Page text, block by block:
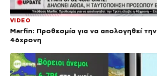
VIDEO
Marfin: Προθεσμία για να απολογηθεί
46χρονη